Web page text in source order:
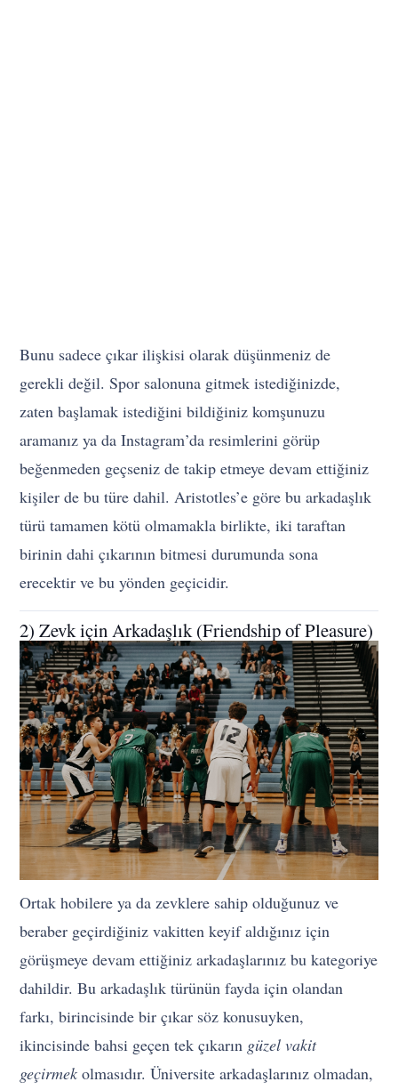
Bunu sadece çıkar ilişkisi olarak düşünmeniz de
gerekli değil. Spor salonuna gitmek istediğinizde,
zaten başlamak istediğini bildiğiniz komşunuzu
aramanız ya da Instagram’da resimlerini görüp
beğenmeden geçseniz de takip etmeye devam ettiğiniz
kişiler de bu türe dahil. Aristotles’e göre bu arkadaşlık
türü tamamen kötü olmamakla birlikte, iki taraftan
birinin dahi çıkarının bitmesi durumunda sona
erecektir ve bu yönden geçicidir.
2) Zevk için Arkadaşlık (Friendship of Pleasure)
Ortak hobilere ya da zevklere sahip olduğunuz ve
beraber geçirdiğiniz vakitten keyif aldığınız için
görüşmeye devam ettiğiniz arkadaşlarınız bu kategoriye
dahildir. Bu arkadaşlık türünün fayda için olandan
farkı, birincisinde bir çıkar söz konusuyken,
ikincisinde bahsi geçen tek çıkarın güzel vakit
geçirmekolmasıdır. Üniversite arkadaşlarınız olmadan,